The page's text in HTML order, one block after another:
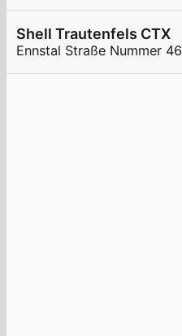
Shell Trautenfels CTX
Ennstal Straße Nummer 46